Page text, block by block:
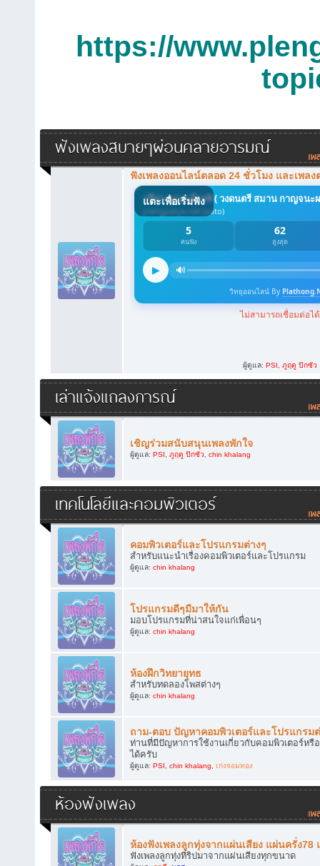
https://
ฟังเพลงสบายๆผ่อนคลายอารมณ์
ฟังเพลงออนไลน์ตลอด 24 ชั่วโมง และเพล
ผู้ดูแล: PSI, ภูฤดู ปักซัว
เล่าแจ้งแถลงการณ์
เชิญร่วมสนับสนุนเพลงพักใจ
ผู้ดูแล: PSI, ภูฤดู ปักซัว, chin khalang
เทคโนโลยีและคอมพิวเตอร์
คอมพิวเตอร์และโปรแกรมต่างๆ
สำหรับแนะนำเรื่องคอมพิวเตอร์และโปรแกรม
ผู้ดูแล: chin khalang
โปรแกรมดีๆมีมาให้กัน
มอบโปรแกรมที่น่าสนใจแก่เพื่อนๆ
ผู้ดูแล: chin khalang
ห้องฝึกวิทยายุทธ
สำหรับทดลองโพสต่างๆ
ผู้ดูแล: chin khalang
ถาม-ตอบ ปัญหาคอมพิวเตอร์และโปรแกรม
ท่านที่มีปัญหาการใช้งานเกี่ยวกับคอมพิวเตอร์ห
ได้ครับ
ผู้ดูแล: PSI, chin khalang, เก่งจอมทอง
ห้องฟังเพลง
ห้องฟังเพลงลูกทุ่งจากแผ่นเสียง แผ่นครั่ง78
ฟังเพลงลูกทุ่งที่ริปมาจากแผ่นเสียงทุกขนาด